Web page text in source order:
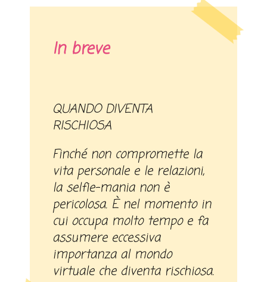
In breve
QUANDO DIVENTA
RISCHIOSA
Finché non compromette la
vita personale e le relazioni,
la selfie-mania non è
pericolosa. È nel momento in
cui occupa molto tempo e fa
assumere eccessiva
importanza al mondo
virtuale che diventa rischiosa.